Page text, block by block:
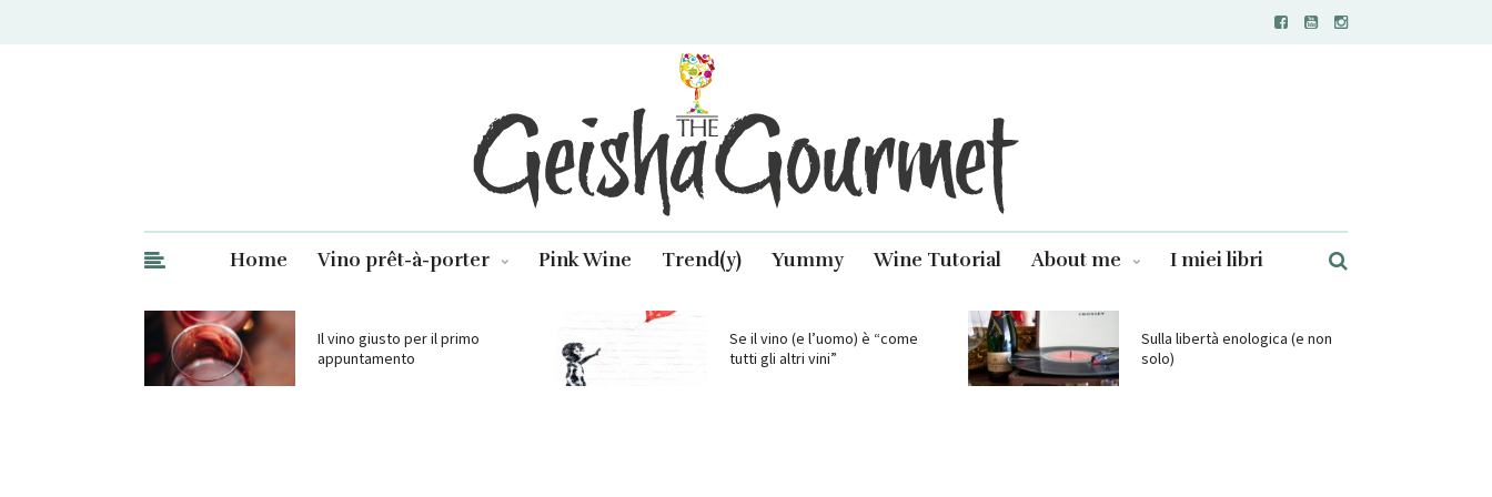
Home Vino prêt-à-porter Pink Wine Trend(y) Yummy Wine Tutorial About me I miei libri
Il vino giusto per il primo
appuntamento
Se il vino (e l’uomo) è “come
tutti gli altri vini”
Sulla libertà enologica (e non
solo)